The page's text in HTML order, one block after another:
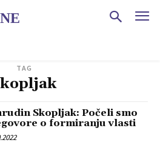
TAG
Skopljak: Počeli smo
o formiranju vlasti